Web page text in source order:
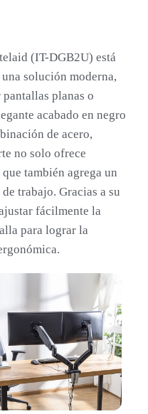
(IT-DGB2U) está
solución moderna,
planas o
acabado en negro
de acero,
no solo ofrece
también agrega un
trabajo. Gracias a su
fácilmente la
para lograr la